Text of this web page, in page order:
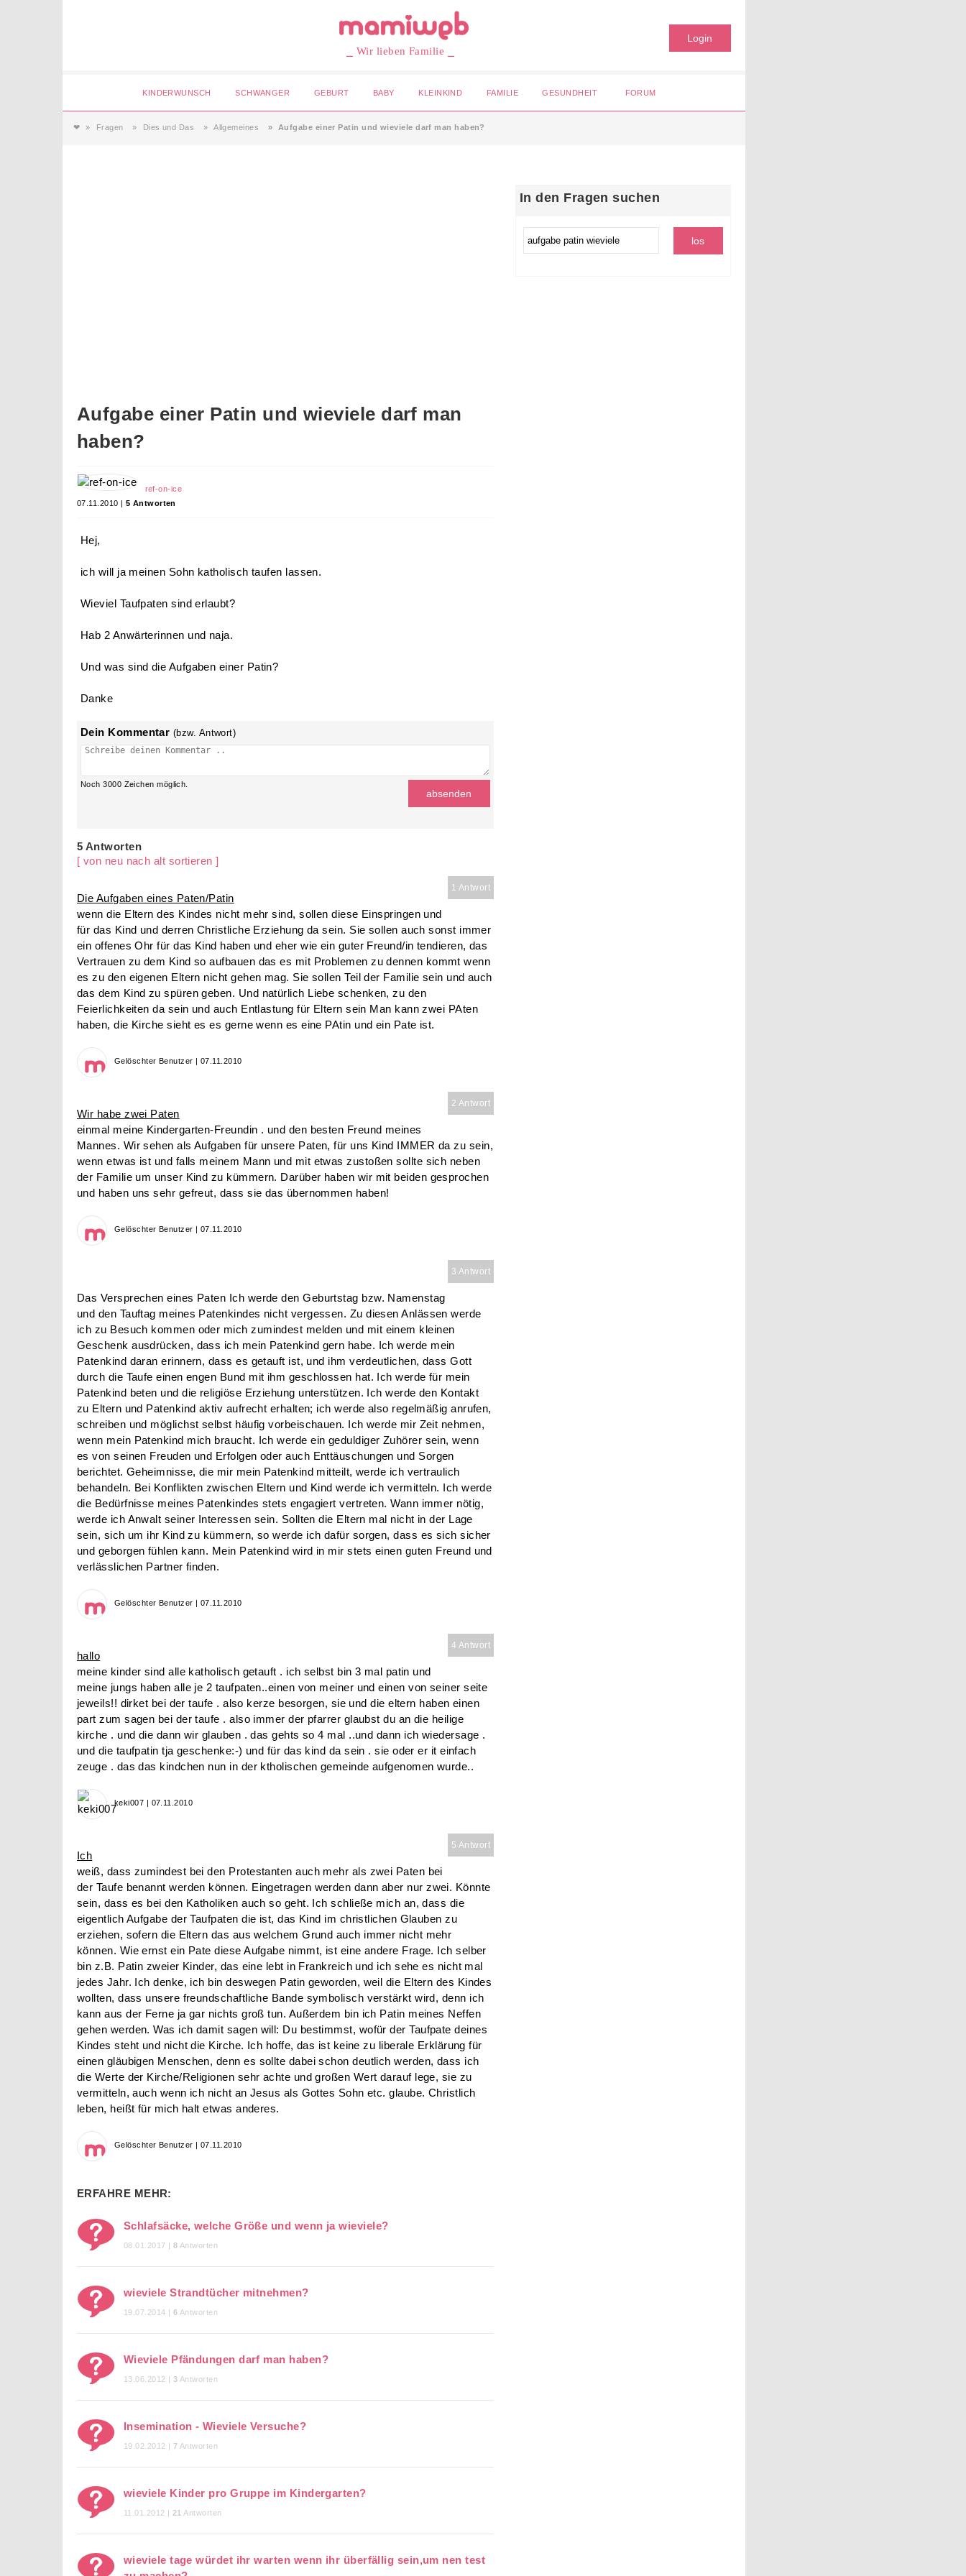
⎯ Wir lieben Familie ⎯
Login
KINDERWUNSCH SCHWANGER GEBURT BABY KLEINKIND FAMILIE GESUNDHEIT FORUM
❤ Fragen Dies und Das Allgemeines Aufgabe einer Patin und wieviele darf man haben?
Aufgabe einer Patin und wieviele darf man
haben?
ref-on-ice
07.11.2010 | 5 Antworten
Hej,
ich will ja meinen Sohn katholisch taufen lassen.
Wieviel Taufpaten sind erlaubt?
Hab 2 Anwärterinnen und naja.
Und was sind die Aufgaben einer Patin?
Danke
Dein Kommentar (bzw. Antwort)
Noch3000 Zeichen möglich.
5 Antworten
[ von neu nach alt sortieren ]
1 Antwort
Die Aufgaben eines Paten/Patin
wenn die Eltern des Kindes nicht mehr sind, sollen diese Einspringen und
für das Kind und derren Christliche Erziehung da sein. Sie sollen auch sonst immer
ein offenes Ohr für das Kind haben und eher wie ein guter Freund/in tendieren, das
Vertrauen zu dem Kind so aufbauen das es mit Problemen zu dennen kommt wenn
es zu den eigenen Eltern nicht gehen mag. Sie sollen Teil der Familie sein und auch
das dem Kind zu spüren geben. Und natürlich Liebe schenken, zu den
Feierlichkeiten da sein und auch Entlastung für Eltern sein Man kann zwei PAten
haben, die Kirche sieht es es gerne wenn es eine PAtin und ein Pate ist.
Gelöschter Benutzer | 07.11.2010
2 Antwort
Wir habe zwei Paten
einmal meine Kindergarten-Freundin . und den besten Freund meines
Mannes. Wir sehen als Aufgaben für unsere Paten, für uns Kind IMMER da zu sein,
wenn etwas ist und falls meinem Mann und mit etwas zustoßen sollte sich neben
der Familie um unser Kind zu kümmern. Darüber haben wir mit beiden gesprochen
und haben uns sehr gefreut, dass sie das übernommen haben!
Gelöschter Benutzer | 07.11.2010
3 Antwort
Das Versprechen eines Paten Ich werde den Geburtstag bzw. Namenstag
und den Tauftag meines Patenkindes nicht vergessen. Zu diesen Anlässen werde
ich zu Besuch kommen oder mich zumindest melden und mit einem kleinen
Geschenk ausdrücken, dass ich mein Patenkind gern habe. Ich werde mein
Patenkind daran erinnern, dass es getauft ist, und ihm verdeutlichen, dass Gott
durch die Taufe einen engen Bund mit ihm geschlossen hat. Ich werde für mein
Patenkind beten und die religiöse Erziehung unterstützen. Ich werde den Kontakt
zu Eltern und Patenkind aktiv aufrecht erhalten; ich werde also regelmäßig anrufen,
schreiben und möglichst selbst häufig vorbeischauen. Ich werde mir Zeit nehmen,
wenn mein Patenkind mich braucht. Ich werde ein geduldiger Zuhörer sein, wenn
es von seinen Freuden und Erfolgen oder auch Enttäuschungen und Sorgen
berichtet. Geheimnisse, die mir mein Patenkind mitteilt, werde ich vertraulich
behandeln. Bei Konflikten zwischen Eltern und Kind werde ich vermitteln. Ich werde
die Bedürfnisse meines Patenkindes stets engagiert vertreten. Wann immer nötig,
werde ich Anwalt seiner Interessen sein. Sollten die Eltern mal nicht in der Lage
sein, sich um ihr Kind zu kümmern, so werde ich dafür sorgen, dass es sich sicher
und geborgen fühlen kann. Mein Patenkind wird in mir stets einen guten Freund und
verlässlichen Partner finden.
Gelöschter Benutzer | 07.11.2010
4 Antwort
hallo
meine kinder sind alle katholisch getauft . ich selbst bin 3 mal patin und
meine jungs haben alle je 2 taufpaten..einen von meiner und einen von seiner seite
jeweils!! dirket bei der taufe . also kerze besorgen, sie und die eltern haben einen
part zum sagen bei der taufe . also immer der pfarrer glaubst du an die heilige
kirche . und die dann wir glauben . das gehts so 4 mal ..und dann ich wiedersage .
und die taufpatin tja geschenke:-) und für das kind da sein . sie oder er it einfach
zeuge . das das kindchen nun in der ktholischen gemeinde aufgenomen wurde..
keki007 | 07.11.2010
5 Antwort
Ich
weiß, dass zumindest bei den Protestanten auch mehr als zwei Paten bei
der Taufe benannt werden können. Eingetragen werden dann aber nur zwei. Könnte
sein, dass es bei den Katholiken auch so geht. Ich schließe mich an, dass die
eigentlich Aufgabe der Taufpaten die ist, das Kind im christlichen Glauben zu
erziehen, sofern die Eltern das aus welchem Grund auch immer nicht mehr
können. Wie ernst ein Pate diese Aufgabe nimmt, ist eine andere Frage. Ich selber
bin z.B. Patin zweier Kinder, das eine lebt in Frankreich und ich sehe es nicht mal
jedes Jahr. Ich denke, ich bin deswegen Patin geworden, weil die Eltern des Kindes
wollten, dass unsere freundschaftliche Bande symbolisch verstärkt wird, denn ich
kann aus der Ferne ja gar nichts groß tun. Außerdem bin ich Patin meines Neffen
gehen werden. Was ich damit sagen will: Du bestimmst, wofür der Taufpate deines
Kindes steht und nicht die Kirche. Ich hoffe, das ist keine zu liberale Erklärung für
einen gläubigen Menschen, denn es sollte dabei schon deutlich werden, dass ich
die Werte der Kirche/Religionen sehr achte und großen Wert darauf lege, sie zu
vermitteln, auch wenn ich nicht an Jesus als Gottes Sohn etc. glaube. Christlich
leben, heißt für mich halt etwas anderes.
Gelöschter Benutzer | 07.11.2010
ERFAHRE MEHR:
Schlafsäcke, welche Größe und wenn ja wieviele?
08.01.2017 | 8 Antworten
wieviele Strandtücher mitnehmen?
19.07.2014 | 6 Antworten
Wieviele Pfändungen darf man haben?
13.06.2012 | 3 Antworten
Insemination - Wieviele Versuche?
19.02.2012 | 7 Antworten
wieviele Kinder pro Gruppe im Kindergarten?
11.01.2012 | 21 Antworten
wieviele tage würdet ihr warten wenn ihr überfällig sein,um nen test
In den Fragen suchen